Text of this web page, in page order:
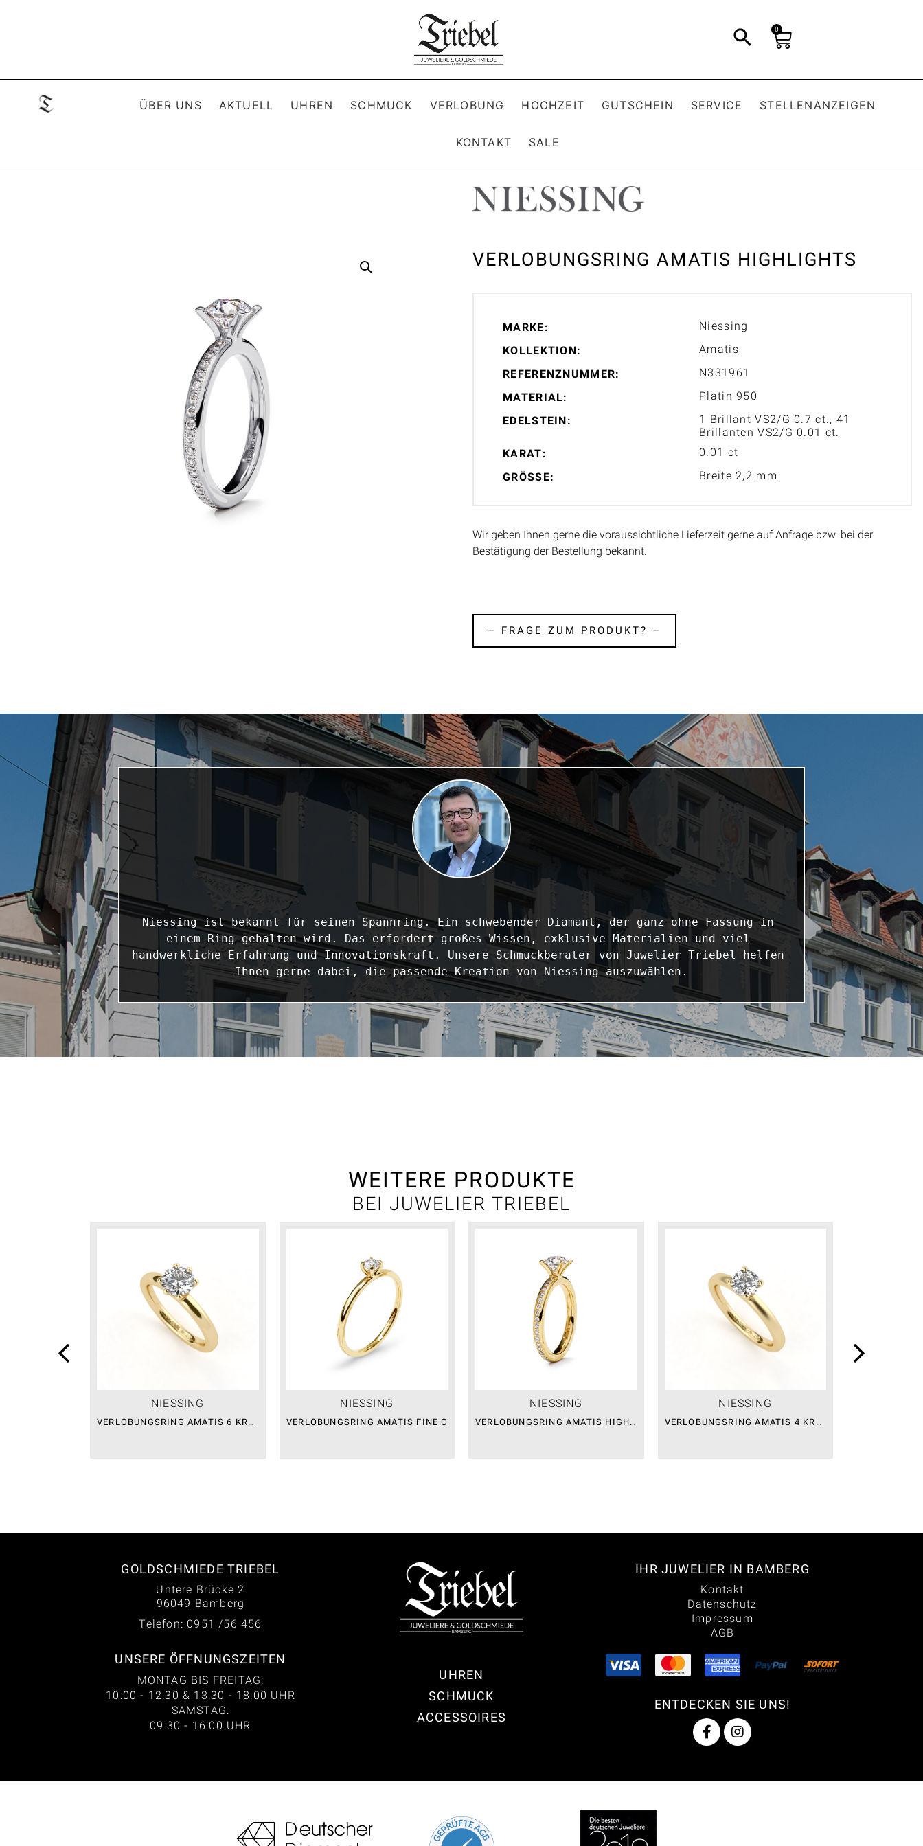
0
ÜBER UNS AKTUELL UHREN SCHMUCK VERLOBUNG HOCHZEIT GUTSCHEIN SERVICE STELLENANZEIGEN
KONTAKT SALE
VERLOBUNGSRING AMATIS HIGHLIGHTS
MARKE:
Niessing
KOLLEKTION:
Amatis
REFERENZNUMMER:
N331961
MATERIAL:
Platin 950
EDELSTEIN:
1 Brillant VS2/G 0.7 ct., 41
Brillanten VS2/G 0.01 ct.
KARAT:
0.01 ct
GRÖSSE:
Breite 2,2 mm
Wir geben Ihnen gerne die voraussichtliche Lieferzeit gerne auf Anfrage bzw. bei der
Bestätigung der Bestellung bekannt.
– FRAGE ZUM PRODUKT? –
Niessing ist bekannt für seinen Spannring. Ein schwebender Diamant, der ganz ohne Fassung in
einem Ring gehalten wird. Das erfordert großes Wissen, exklusive Materialien und viel
handwerkliche Erfahrung und Innovationskraft. Unsere Schmuckberater von Juwelier Triebel helfen
Ihnen gerne dabei, die passende Kreation von Niessing auszuwählen.
WEITERE PRODUKTE
BEI JUWELIER TRIEBEL
NIESSING
VERLOBUNGSRING AMATIS 6 KRAPPEN
NIESSING
VERLOBUNGSRING AMATIS FINE C
NIESSING
VERLOBUNGSRING AMATIS HIGHLIGHTS
NIESSING
VERLOBUNGSRING AMATIS 4 KRAPPEN
GOLDSCHMIEDE TRIEBEL
Untere Brücke 2
96049 Bamberg
Telefon: 0951 /56 456
UNSERE ÖFFNUNGSZEITEN
MONTAG BIS FREITAG:
10:00 - 12:30 & 13:30 - 18:00 UHR
SAMSTAG:
09:30 - 16:00 UHR
UHREN
SCHMUCK
ACCESSOIRES
IHR JUWELIER IN BAMBERG
Kontakt
Datenschutz
Impressum
AGB
ENTDECKEN SIE UNS!